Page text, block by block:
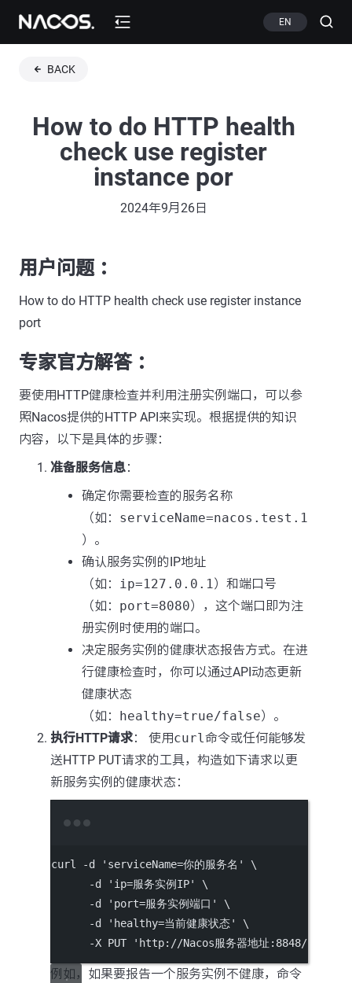
EN
BACK
How to do HTTP health
check use register
instance por
2024年9月26日
用户问题 ：
How to do HTTP health check use register instance
port
专家官方解答 ：
要使用HTTP健康检查并利用注册实例端口，可以参
照Nacos提供的HTTP API来实现。根据提供的知识
内容，以下是具体的步骤：
准备服务信息：
确定你需要检查的服务名称
（如： serviceName=nacos.test.1
）。
确认服务实例的IP地址
（如： ip=127.0.0.1）和端口号
（如： port=8080），这个端口即为注
册实例时使用的端口。
决定服务实例的健康状态报告方式。在进
行健康检查时，你可以通过API动态更新
健康状态
（如： healthy=true/false）。
执行HTTP请求： 使用curl命令或任何能够发
送HTTP PUT请求的工具，构造如下请求以更
新服务实例的健康状态：
curl -d 'serviceName=你的服务名'
\
-d
'ip=服务实例IP'
\
-d
'port=服务实例端口'
\
-d
'healthy=当前健康状态'
\
-X PUT 'http://Nacos服务器地址:8848/
例如，如果要报告一个服务实例不健康，命令